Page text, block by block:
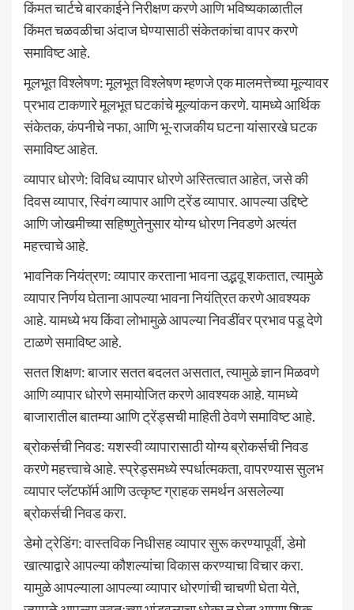
किंमत चार्टचे बारकाईने निरीक्षण करणे आणि भविष्यकाळातील
किंमत चळवळीचा अंदाज घेण्यासाठी संकेतकांचा वापर करणे
समाविष्ट आहे.
मूलभूत विश्लेषण: मूलभूत विश्लेषण म्हणजे एक मालमत्तेच्या मूल्यावर
प्रभाव टाकणारे मूलभूत घटकांचे मूल्यांकन करणे. यामध्ये आर्थिक
संकेतक, कंपनीचे नफा, आणि भू-राजकीय घटना यांसारखे घटक
समाविष्ट आहेत.
व्यापार धोरणे: विविध व्यापार धोरणे अस्तित्वात आहेत, जसे की
दिवस व्यापार, स्विंग व्यापार आणि ट्रेंड व्यापार. आपल्या उद्दिष्टे
आणि जोखमीच्या सहिष्णुतेनुसार योग्य धोरण निवडणे अत्यंत
महत्त्वाचे आहे.
भावनिक नियंत्रण: व्यापार करताना भावना उद्भवू शकतात, त्यामुळे
व्यापार निर्णय घेताना आपल्या भावना नियंत्रित करणे आवश्यक
आहे. यामध्ये भय किंवा लोभामुळे आपल्या निवडींवर प्रभाव पडू देणे
टाळणे समाविष्ट आहे.
सतत शिक्षण: बाजार सतत बदलत असतात, त्यामुळे ज्ञान मिळवणे
आणि व्यापार धोरणे समायोजित करणे आवश्यक आहे. यामध्ये
बाजारातील बातम्या आणि ट्रेंड्सची माहिती ठेवणे समाविष्ट आहे.
ब्रोकर्सची निवड: यशस्वी व्यापारासाठी योग्य ब्रोकर्सची निवड
करणे महत्त्वाचे आहे. स्प्रेड्समध्ये स्पर्धात्मकता, वापरण्यास सुलभ
व्यापार प्लॅटफॉर्म आणि उत्कृष्ट ग्राहक समर्थन असलेल्या
ब्रोकर्सची निवड करा.
डेमो ट्रेडिंग: वास्तविक निधीसह व्यापार सुरू करण्यापूर्वी, डेमो
खात्याद्वारे आपल्या कौशल्यांचा विकास करण्याचा विचार करा.
यामुळे आपल्याला आपल्या व्यापार धोरणांची चाचणी घेता येते,